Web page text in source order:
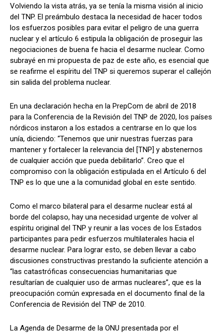
Volviendo la vista atrás, ya se tenía la misma visión al inicio
del TNP. El preámbulo destaca la necesidad de hacer todos
los esfuerzos posibles para evitar el peligro de una guerra
nuclear y el artículo 6 estipula la obligación de proseguir las
negociaciones de buena fe hacia el desarme nuclear. Como
subrayé en mi propuesta de paz de este año, es esencial que
se reafirme el espíritu del TNP si queremos superar el callejón
sin salida del problema nuclear.
En una declaración hecha en la PrepCom de abril de 2018
para la Conferencia de la Revisión del TNP de 2020, los países
nórdicos instaron a los estados a centrarse en lo que los
unía, diciendo: “Tenemos que unir nuestras fuerzas para
mantener y fortalecer la relevancia del [TNP] y abstenernos
de cualquier acción que pueda debilitarlo”. Creo que el
compromiso con la obligación estipulada en el Artículo 6 del
TNP es lo que une a la comunidad global en este sentido.
Como el marco bilateral para el desarme nuclear está al
borde del colapso, hay una necesidad urgente de volver al
espíritu original del TNP y reunir a las voces de los Estados
participantes para pedir esfuerzos multilaterales hacia el
desarme nuclear. Para lograr esto, se deben llevar a cabo
discusiones constructivas prestando la suficiente atención a
“las catastróficas consecuencias humanitarias que
resultarían de cualquier uso de armas nucleares”, que es la
preocupación común expresada en el documento final de la
Conferencia de Revisión del TNP de 2010.
La Agenda de Desarme de la ONU presentada por el